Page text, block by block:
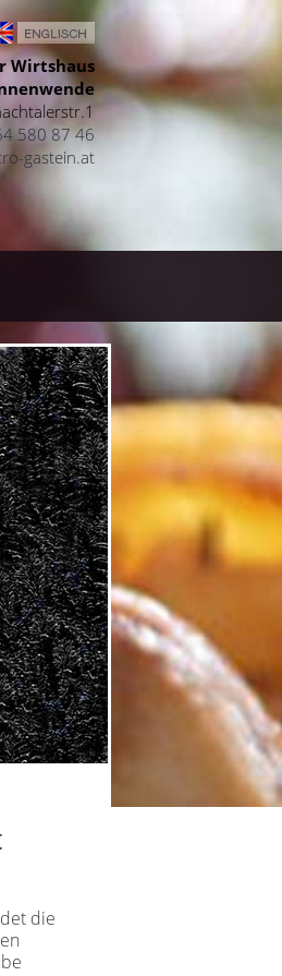
Wirtshaus
580 87 46
gastein.at
die